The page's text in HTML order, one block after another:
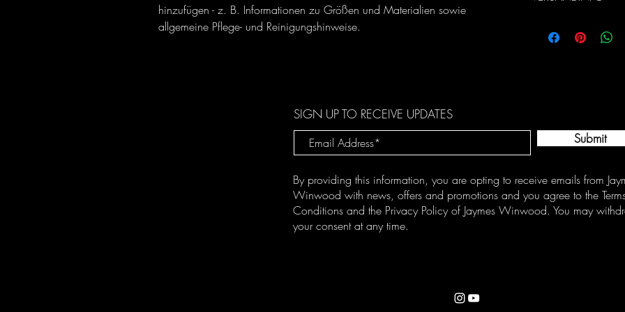
hinzufügen - z. B. Informationen zu Größen und Materialien sowie
allgemeine Pflege- und Reinigungshinweise.
Kunden von diesem
sind rechtlich
das Vertrauen Ihrer
über Versand,
SIGN UP TO RECEIVE UPDATES
Submit
By providing this information, you are opting to receive emails from
Winwood with news, offers and promotions and you agree to the
Conditions and the Privacy Policy of Jaymes Winwood. You may
your consent at any time.